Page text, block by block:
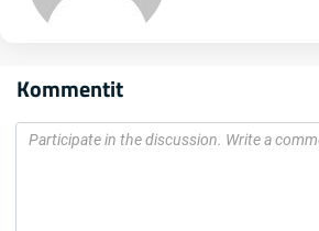
Kommentit